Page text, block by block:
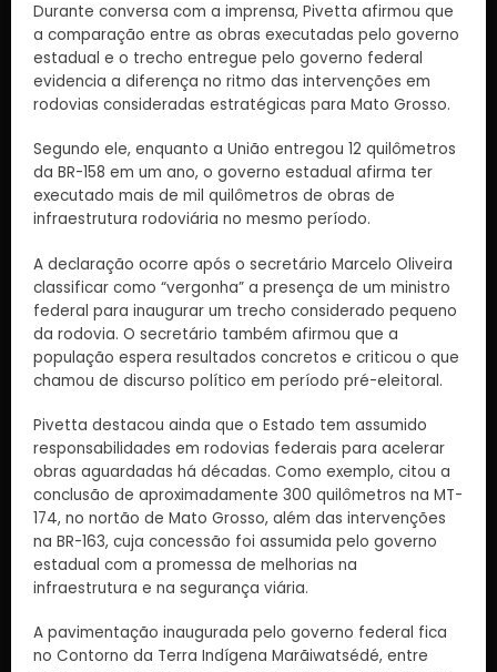
Durante conversa com a imprensa, Pivetta afirmou que
a comparação entre as obras executadas pelo governo
estadual e o trecho entregue pelo governo federal
evidencia a diferença no ritmo das intervenções em
rodovias consideradas estratégicas para Mato Grosso.
Segundo ele, enquanto a União entregou 12 quilômetros
da BR-158 em um ano, o governo estadual afirma ter
executado mais de mil quilômetros de obras de
infraestrutura rodoviária no mesmo período.
A declaração ocorre após o secretário Marcelo Oliveira
classificar como “vergonha” a presença de um ministro
federal para inaugurar um trecho considerado pequeno
da rodovia. O secretário também afirmou que a
população espera resultados concretos e criticou o que
chamou de discurso político em período pré-eleitoral.
Pivetta destacou ainda que o Estado tem assumido
responsabilidades em rodovias federais para acelerar
obras aguardadas há décadas. Como exemplo, citou a
conclusão de aproximadamente 300 quilômetros na MT-
174, no nortão de Mato Grosso, além das intervenções
na BR-163, cuja concessão foi assumida pelo governo
estadual com a promessa de melhorias na
infraestrutura e na segurança viária.
A pavimentação inaugurada pelo governo federal fica
no Contorno da Terra Indígena Marãiwatsédé, entre